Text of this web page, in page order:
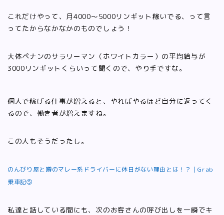
これだけやって、月4000〜5000リンギット稼いでる、って言
ってたからなかなかのものでしょう！
大体ペナンのサラリーマン（ホワイトカラー）の平均給与が
3000リンギットくらいって聞くので、やり手ですな。
個人で稼げる仕事が増えると、やればやるほど自分に返ってく
るので、働き者が増えますね。
この人もそうだったし。
のんびり屋と噂のマレー系ドライバーに休日がない理由とは！？｜Grab
乗車記⑤
私達と話している間にも、次のお客さんの呼び出しを一瞬でキ